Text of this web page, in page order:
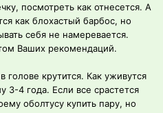
посмотреть как отнесется. А
как блохастый барбос, но
себя не намеревается.
Ваших рекомендаций.
крутится. Как уживутся
3-4 года. Если все срастется
оболтусу купить пару, но